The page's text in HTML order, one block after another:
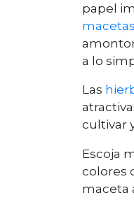
papel
macetas
a lo
Las
cultivar
Escoja
colores
maceta